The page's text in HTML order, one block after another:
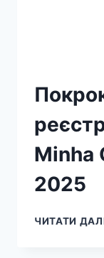
Minha
2025
ЧИТАТИ